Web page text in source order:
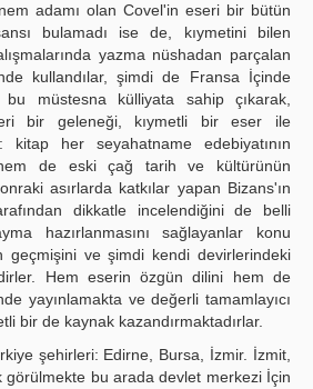
adamı olan Covel'in eseri bir bütün
bulamadı ise de, kıymetini bilen
yazma nüshadan parçalan
kullandılar, şimdi de Fransa İçinde
müstesna külliyata sahip çıkarak,
bir geleneği, kıymetli bir eser ile
kitap her seyahatname edebiyatının
de eski çağ tarih ve kültürünün
asırlarda katkılar yapan Bizans'ın
dikkatle incelendiğini de belli
hazırlanmasını sağlayanlar konu
geçmişini ve şimdi kendi devirlerindeki
Hem eserin özgün dilini hem de
yayınlamakta ve değerli tamamlayıcı
bir de kaynak kazandırmaktadırlar.
şehirleri: Edirne, Bursa, İzmir. İzmit,
görülmekte bu arada devlet merkezi İçin